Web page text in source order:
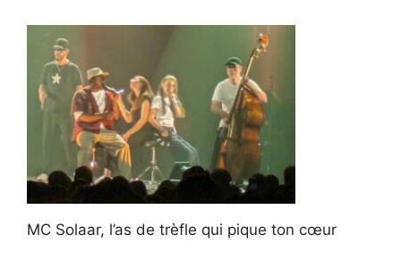
MC Solaar, l’as de trèfle qui pique ton cœur